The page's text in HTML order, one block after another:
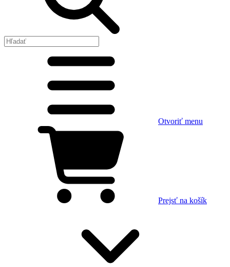
Otvoriť menu
Prejsť na košík